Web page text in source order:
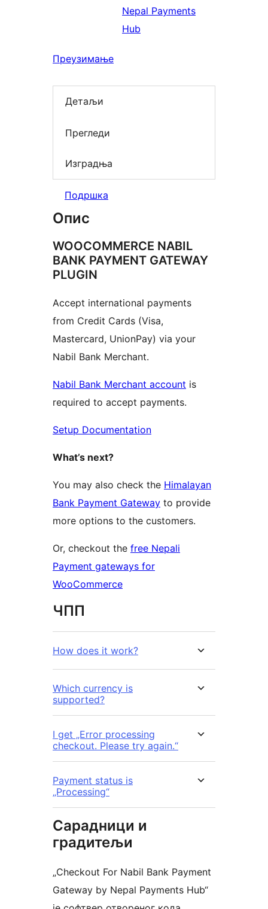
Nepal Payments
Hub
Преузимање
Детаљи
Прегледи
Изградња
Подршка
Опис
WOOCOMMERCE NABIL
BANK PAYMENT GATEWAY
PLUGIN
Accept international payments
from Credit Cards (Visa,
Mastercard, UnionPay) via your
Nabil Bank Merchant.
Nabil Bank Merchant account is
required to accept payments.
Setup Documentation
What’s next?
You may also check the Himalayan
Bank Payment Gateway to provide
more options to the customers.
Or, checkout the free Nepali
Payment gateways for
WooCommerce
ЧПП
How does it work?
Which currency is
supported?
I get „Error processing
checkout. Please try again.“
Payment status is
„Processing“
Сарадници и
градитељи
„Checkout For Nabil Bank Payment
Gateway by Nepal Payments Hub“